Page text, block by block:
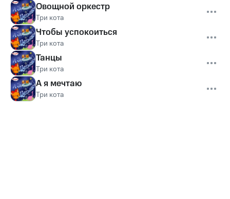
Овощной оркестр
Три кота
Чтобы успокоиться
Три кота
Танцы
Три кота
А я мечтаю
Три кота